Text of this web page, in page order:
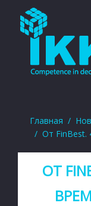
Главная
От FinBest.
ОТ